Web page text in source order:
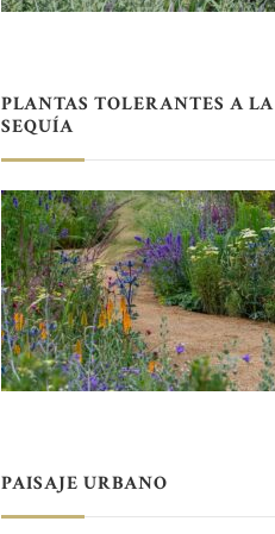
PLANTAS TOLERANTES A LA
SEQUÍA
PAISAJE URBANO